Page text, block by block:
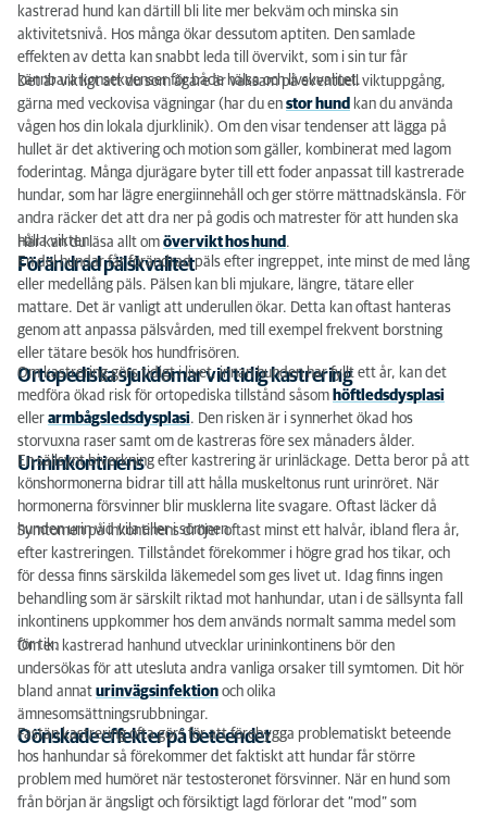
kastrerad hund kan därtill bli lite mer bekväm och minska sin
aktivitetsnivå. Hos många ökar dessutom aptiten. Den samlade
effekten av detta kan snabbt leda till övervikt, som i sin tur får
kännbara konsekvenser för både hälsa och livskvalitet.
Det är viktigt att du som ägare är vaksam på eventuell viktuppgång,
gärna med veckovisa vägningar (har du en stor hund kan du använda
vågen hos din lokala djurklinik). Om den visar tendenser att lägga på
hullet är det aktivering och motion som gäller, kombinerat med lagom
foderintag. Många djurägare byter till ett foder anpassat till kastrerade
hundar, som har lägre energiinnehåll och ger större mättnadskänsla. För
andra räcker det att dra ner på godis och matrester för att hunden ska
hålla vikten.
Här kan du läsa allt om övervikt hos hund .
Förändrad pälskvalitet
En del hundar får förändrad päls efter ingreppet, inte minst de med lång
eller medellång päls. Pälsen kan bli mjukare, längre, tätare eller
mattare. Det är vanligt att underullen ökar. Detta kan oftast hanteras
genom att anpassa pälsvården, med till exempel frekvent borstning
eller tätare besök hos hundfrisören.
Ortopediska sjukdomar vid tidig kastrering
Om kastrering görs tidigt i livet, innan hunden har fyllt ett år, kan det
medföra ökad risk för ortopediska tillstånd såsom höftledsdysplasi
eller armbågsledsdysplasi. Den risken är i synnerhet ökad hos
storvuxna raser samt om de kastreras före sex månaders ålder.
Urininkontinens
En sällsynt biverkning efter kastrering är urinläckage. Detta beror på att
könshormonerna bidrar till att hålla muskeltonus runt urinröret. När
hormonerna försvinner blir musklerna lite svagare. Oftast läcker då
hunden urin vid vila eller i sömnen.
Symtomen på inkontinens dröjer oftast minst ett halvår, ibland flera år,
efter kastreringen. Tillståndet förekommer i högre grad hos tikar, och
för dessa finns särskilda läkemedel som ges livet ut. Idag finns ingen
behandling som är särskilt riktad mot hanhundar, utan i de sällsynta fall
inkontinens uppkommer hos dem används normalt samma medel som
för tik.
Om en kastrerad hanhund utvecklar urininkontinens bör den
undersökas för att utesluta andra vanliga orsaker till symtomen. Dit hör
bland annat urinvägsinfektion och olika
ämnesomsättningsrubbningar.
Oönskade effekter på beteendet
Fastän kastrering ofta görs för att förebygga problematiskt beteende
hos hanhundar så förekommer det faktiskt att hundar får större
problem med humöret när testosteronet försvinner. När en hund som
från början är ängsligt och försiktigt lagd förlorar det “mod” som